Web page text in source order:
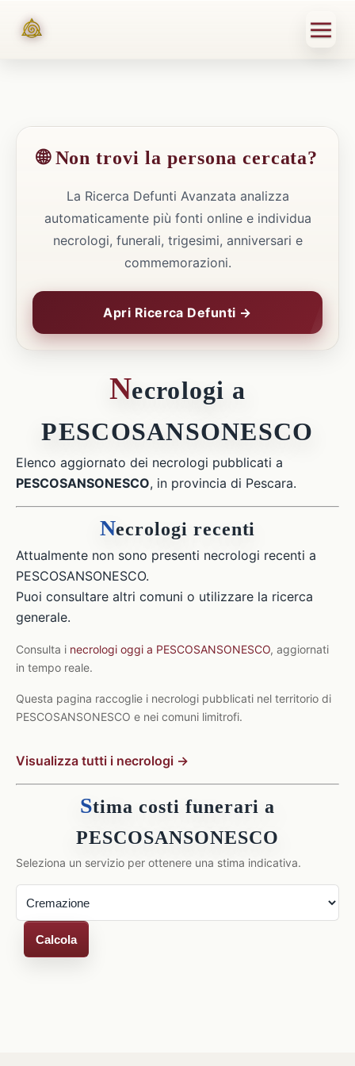
🌐 Non trovi la persona cercata?
La Ricerca Defunti Avanzata analizza
automaticamente più fonti online e individua
necrologi, funerali, trigesimi, anniversari e
commemorazioni.
Apri Ricerca Defunti →
Necrologi a
PESCOSANSONESCO
Elenco aggiornato dei necrologi pubblicati a
PESCOSANSONESCO, in provincia di Pescara.
Necrologi recenti
Attualmente non sono presenti necrologi recenti a
PESCOSANSONESCO.
Puoi consultare altri comuni o utilizzare la ricerca
generale.
Consulta i necrologi oggi a PESCOSANSONESCO, aggiornati
in tempo reale.
Questa pagina raccoglie i necrologi pubblicati nel territorio di
PESCOSANSONESCO e nei comuni limitrofi.
Visualizza tutti i necrologi →
Stima costi funerari a
PESCOSANSONESCO
Seleziona un servizio per ottenere una stima indicativa.
Calcola